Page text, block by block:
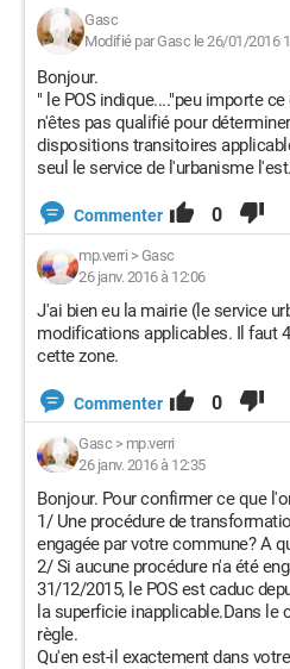
Gasc
Modifié par Gasc le 26/01/2016
Bonjour.
" le POS indique...."peu importe
n'êtes pas qualifié pour
dispositions transitoires
seul le service de l'urbanisme l'est.
Commenter 0
mp.verri > Gasc
26 janv. 2016 à 12:06
J'ai bien eu la mairie (le service
modifications applicables. Il faut
cette zone.
Commenter 0
Gasc > mp.verri
26 janv. 2016 à 12:35
Bonjour. Pour confirmer ce que
1/ Une procédure de
engagée par votre commune? A
2/ Si aucune procédure n'a été
31/12/2015, le POS est caduc
la superficie inapplicable.Dans le
règle.
Qu'en est-il exactement dans